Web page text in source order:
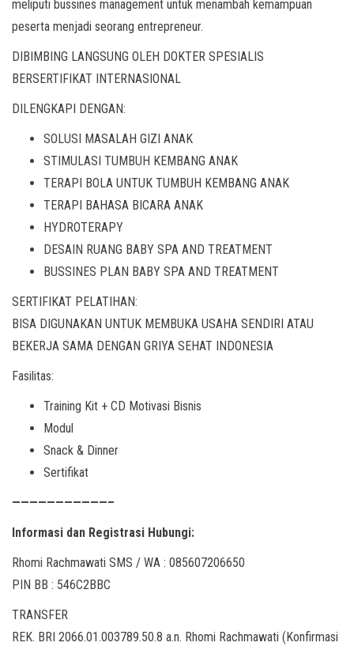
meliputi bussines management untuk menambah kemampuan
peserta menjadi seorang entrepreneur.
DIBIMBING LANGSUNG OLEH DOKTER SPESIALIS
BERSERTIFIKAT INTERNASIONAL
DILENGKAPI DENGAN:
SOLUSI MASALAH GIZI ANAK
STIMULASI TUMBUH KEMBANG ANAK
TERAPI BOLA UNTUK TUMBUH KEMBANG ANAK
TERAPI BAHASA BICARA ANAK
HYDROTERAPY
DESAIN RUANG BABY SPA AND TREATMENT
BUSSINES PLAN BABY SPA AND TREATMENT
SERTIFIKAT PELATIHAN:
BISA DIGUNAKAN UNTUK MEMBUKA USAHA SENDIRI ATAU
BEKERJA SAMA DENGAN GRIYA SEHAT INDONESIA
Fasilitas:
Training Kit + CD Motivasi Bisnis
Modul
Snack & Dinner
Sertifikat
———————————–
Informasi dan Registrasi Hubungi:
Rhomi Rachmawati SMS / WA : 085607206650
PIN BB : 546C2BBC
TRANSFER
REK. BRI 2066.01.003789.50.8 a.n. Rhomi Rachmawati (Konfirmasi